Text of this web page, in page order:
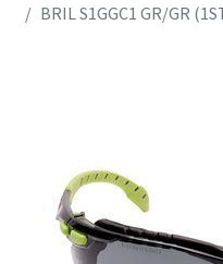
BRIL S1GGC1 GR/GR